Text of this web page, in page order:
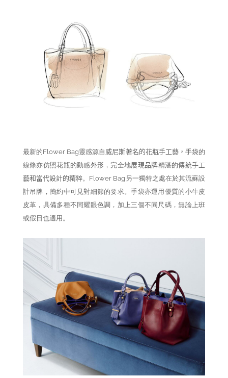
最新的Flower Bag靈感源自 威尼斯著名的花瓶手工藝，手袋的
線條亦仿照花瓶的動感外形，完全地展現品牌精湛的傳統手工
藝和當代設計的精粹。Flower Bag另一獨特之處在於其流蘇設
計吊牌，簡約中可見對細節的要求。手袋亦運用優質的小牛皮
皮革，具備多種不同耀眼色調，加上三個不同尺碼，無論上班
或假日也適用。